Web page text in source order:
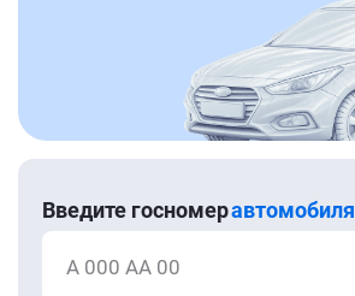
Введите госномеравтомобиля
А 000 АА 00